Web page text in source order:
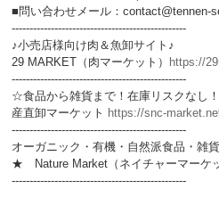
■問い合わせメール：contact@tennen-
-------------------------------------------------
♪小売店様向け肉＆魚卸サイト♪
29 MARKET（肉マーケット）
https://
-------------------------------------------------
☆食品から雑貨まで！在庫リスクなし
産直卸マーケット https://snc-
-------------------------------------------------
オーガニック・有機・自然派食品・雑
★ Nature Market（ネイチャーマーケッ
-------------------------------------------------